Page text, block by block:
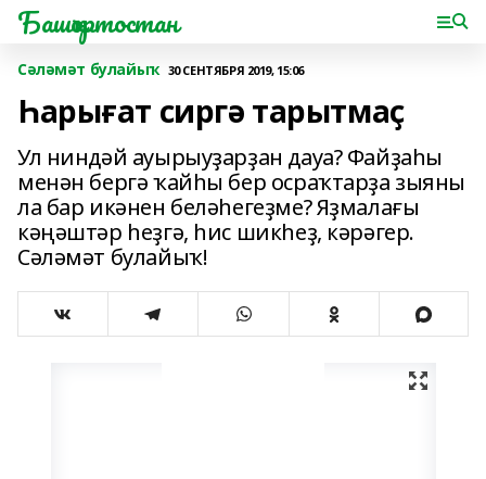
Башҡортостан
Сәләмәт булайыҡ 30 СЕНТЯБРЯ 2019, 15:06
Һарығат сиргә тарытмаҫ
Ул ниндәй ауырыуҙарҙан дауа? Файҙаһы
менән бергә ҡайһы бер осраҡтарҙа зыяны
ла бар икәнен беләһегеҙме? Яҙмалағы
кәңәштәр һеҙгә, һис шикһеҙ, кәрәгер.
Сәләмәт булайыҡ!